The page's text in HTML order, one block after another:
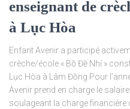
enseignant de
à Lục Hòa
Enfant Avenir a participé
crèche/école « Bồ Đề Nhí »
Lục Hòa à Lâm Đồng Pour
Avenir prend en charge le
soulageant la charge financière